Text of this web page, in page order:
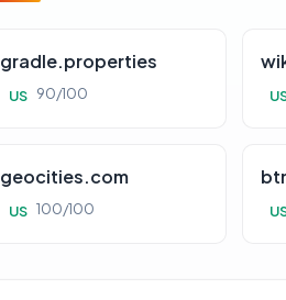
gradle.properties
US 90/100
geocities.com
US 100/100